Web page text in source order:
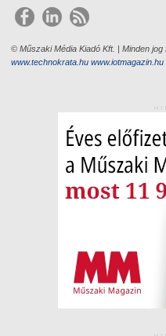
© Műszaki Média Kiadó Kft. | Minden
www.technokrata.hu www.iotmagazin.hu